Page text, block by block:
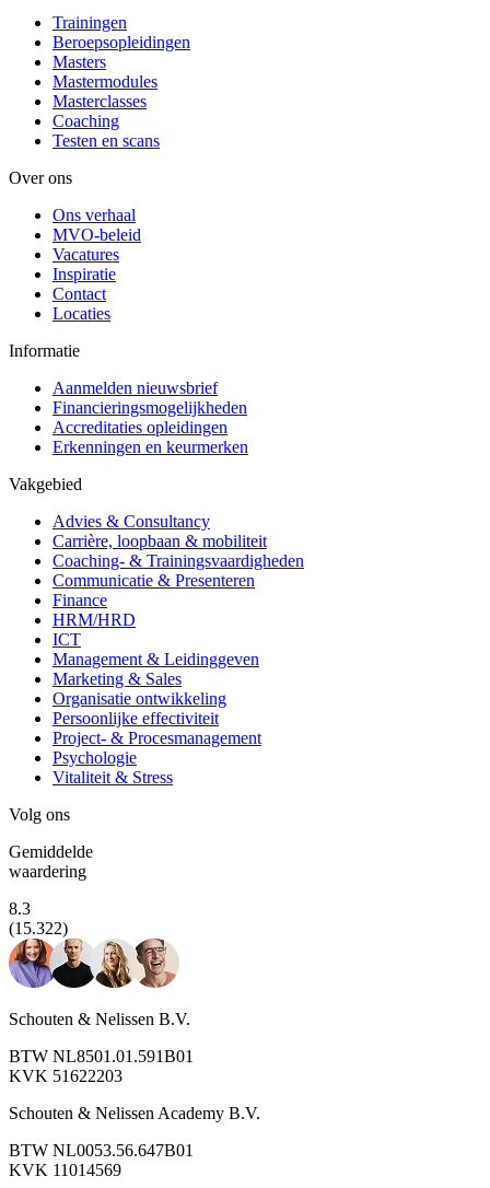
Trainingen
Beroepsopleidingen
Masters
Mastermodules
Masterclasses
Coaching
Testen en scans
Over ons
Ons verhaal
MVO-beleid
Vacatures
Inspiratie
Contact
Locaties
Informatie
Aanmelden nieuwsbrief
Financieringsmogelijkheden
Accreditaties opleidingen
Erkenningen en keurmerken
Vakgebied
Advies & Consultancy
Carrière, loopbaan & mobiliteit
Coaching- & Trainingsvaardigheden
Communicatie & Presenteren
Finance
HRM/HRD
ICT
Management & Leidinggeven
Marketing & Sales
Organisatie ontwikkeling
Persoonlijke effectiviteit
Project- & Procesmanagement
Psychologie
Vitaliteit & Stress
Volg ons
Gemiddelde
waardering
8.3
(15.322)
Schouten & Nelissen B.V.
BTW NL8501.01.591B01
KVK 51622203
Schouten & Nelissen Academy B.V.
BTW NL0053.56.647B01
KVK 11014569